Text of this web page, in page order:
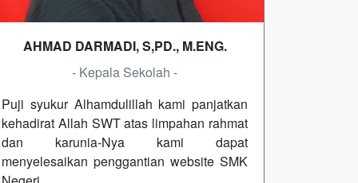
AHMAD DARMADI, S,PD., M.ENG.
- Kepala Sekolah -
Puji syukur Alhamdulillah kami panjatkan
kehadirat Allah SWT atas limpahan rahmat
dan karunia-Nya kami dapat
menyelesaikan penggantian website SMK